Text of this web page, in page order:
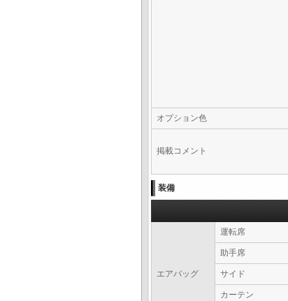
オプション色
掲載コメント
装備
エアバッグ
運転席
助手席
サイド
カーテン